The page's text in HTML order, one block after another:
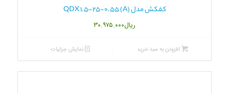
کفکش مدل QDX 1.5-25-0.55 (A)
ریال۳۰.۹۷۵.۰۰۰
افزودن به سبد خرید نمایش جزئیات